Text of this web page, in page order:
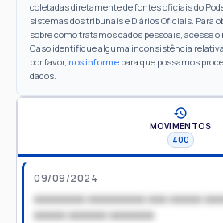
coletadas diretamente de fontes oficiais do
sistemas dos tribunais e Diários Oficiais. Para
sobre como tratamos dados pessoais, acesse o
Caso identifique alguma inconsistência
por favor, nos informe para que possamos
dados.
MOVIMENTOS
400
09/09/2024
xxxxxxxx xxxxxxxxx xxx xxxxx
xxxxx xxxxxx xxxxxxx